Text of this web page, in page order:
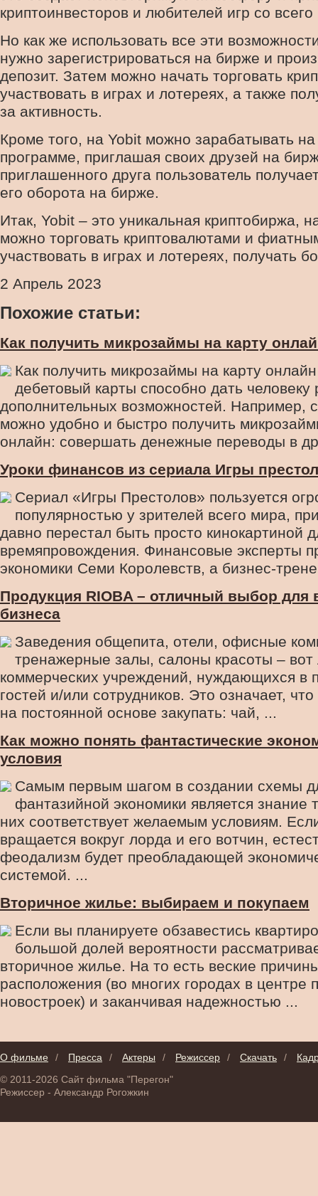
криптоинвесторов и любителей игр со
Но как же использовать все эти
нужно зарегистрироваться на бирже и
депозит. Затем можно начать торговать
участвовать в играх и лотереях, а также
за активность.
Кроме того, на Yobit можно зарабатывать
программе, приглашая своих друзей на
приглашенного друга пользователь
его оборота на бирже.
Итак, Yobit – это уникальная криптобиржа,
можно торговать криптовалютами и
участвовать в играх и лотереях, получать
2 Апрель 2023
Похожие статьи:
Как получить микрозаймы на карту
Как получить микрозаймы на карту
дебетовый карты способно дать человеку
дополнительных возможностей. Например,
можно удобно и быстро получить
онлайн: совершать денежные переводы в
Уроки финансов из сериала Игры
Сериал «Игры Престолов» пользуется
популярностью у зрителей всего мира,
давно перестал быть просто кинокартиной
времяпровождения. Финансовые эксперты
экономики Семи Королевств, а бизнес-
Продукция RIOBA – отличный выбор для
бизнеса
Заведения общепита, отели, офисные
тренажерные залы, салоны красоты – вот
коммерческих учреждений, нуждающихся в
гостей и/или сотрудников. Это означает,
на постоянной основе закупать: чай, ...
Как можно понять фантастические
условия
Самым первым шагом в создании схемы
фантазийной экономики является знание
них соответствует желаемым условиям.
вращается вокруг лорда и его вотчин,
феодализм будет преобладающей
системой. ...
Вторичное жилье: выбираем и покупаем
Если вы планируете обзавестись
большой долей вероятности
вторичное жилье. На то есть веские
расположения (во многих городах в центре
новостроек) и заканчивая надежностью ...
О фильме / Пресса / Актеры / Режиссер / Скачать /
© 2011-2026 Сайт фильма "Перегон"
Режиссер - Александр Рогожкин